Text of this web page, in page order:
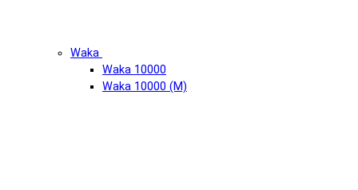
Waka
Waka 10000
Waka 10000 (М)